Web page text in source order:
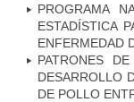
PROGRAMA
ESTADÍSTICA
ENFERMEDAD
PATRONES
DESARROLLO
DE POLLO